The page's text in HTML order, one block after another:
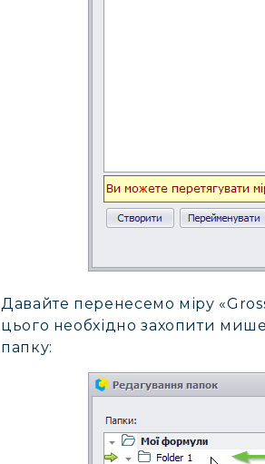
Давайте перенесемо міру
цього необхідно захопити
папку: